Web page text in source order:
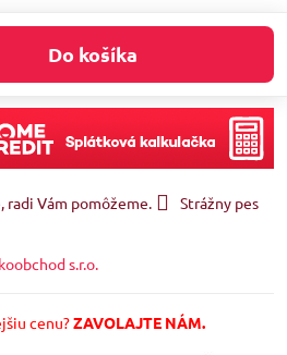
Do košíka
radi Vám pomôžeme.
Strážny pes
s.r.o.
cenu?ZAVOLAJTE NÁM.